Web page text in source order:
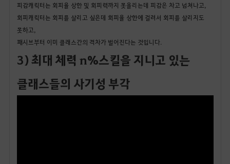
피감캐릭터는 회피율 상한 및 회피력까지 못올리는데 피감은 차고 넘쳐나고,
회피캐릭터는 회피를 살리고 싶은데 회피율 상한에 걸려서 회피를 살리지도
못하고,
패시브부터 이미 클래스간의 격차가 벌어진다는 것입니다.
3) 최대 체력 n%스킬을 지니고 있는
클래스들의 사기성 부각